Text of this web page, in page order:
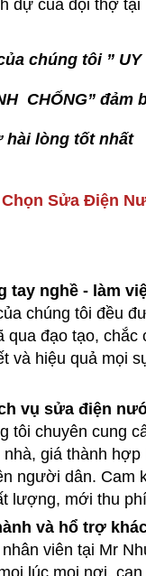
dự của đội thợ tại
chúng tôi ”
CHỐNG” đảm
hài lòng tốt nhất
Sửa Điện
tay nghề - làm
chúng tôi đều
qua đạo tạo, chắc
và hiệu quả mọi
vụ sửa điện
tôi chuyên cung
giá thành hợp
người dân. Cam
lượng, mới thu
và hổ trợ
viên tại Mr
lúc mọi nơi,